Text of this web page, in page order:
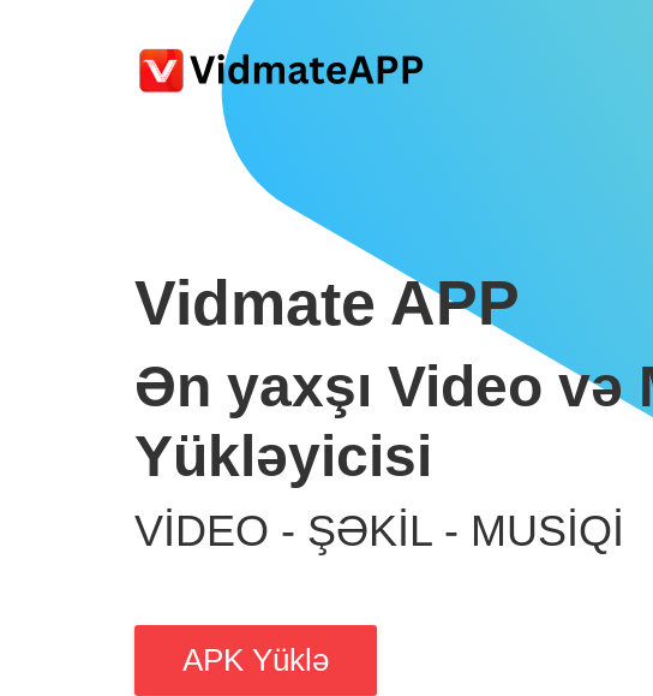
Vidmate APP
Ən yaxşı Video və
Yükləyicisi
VİDEO - ŞƏKİL - MUSİQİ
APK Yüklə